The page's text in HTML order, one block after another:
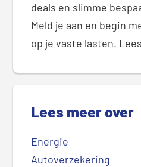
deals en slimme
Meld je aan en begin
op je vaste lasten.
Lees meer over
Energie
Autoverzekering